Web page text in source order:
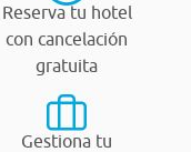
Reserva tu hotel
con cancelación
gratuita
Gestiona tu